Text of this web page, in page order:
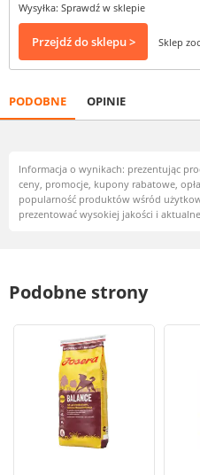
Wysyłka: Sprawdź w sklepie
Przejdź do sklepu > Sklep
PODOBNE OPINIE
Informacja o wynikach: prezentując
ceny, promocje, kupony rabatowe,
popularność produktów wśród
prezentować wysokiej jakości i
Podobne strony